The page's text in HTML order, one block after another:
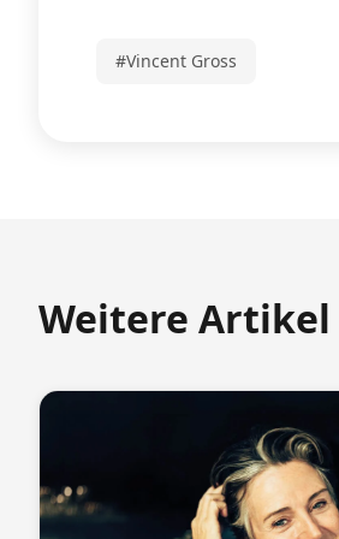
#Vincent Gross
Weitere Artikel